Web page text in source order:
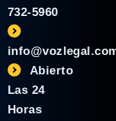
732-5960
Abierto
Las 24
Horas